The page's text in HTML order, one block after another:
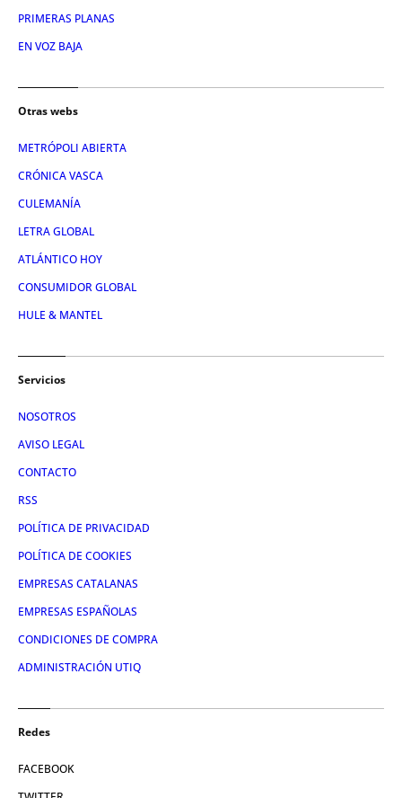
PRIMERAS PLANAS
EN VOZ BAJA
Otras webs
METRÓPOLI ABIERTA
CRÓNICA VASCA
CULEMANÍA
LETRA GLOBAL
ATLÁNTICO HOY
CONSUMIDOR GLOBAL
HULE & MANTEL
Servicios
NOSOTROS
AVISO LEGAL
CONTACTO
RSS
POLÍTICA DE PRIVACIDAD
POLÍTICA DE COOKIES
EMPRESAS CATALANAS
EMPRESAS ESPAÑOLAS
CONDICIONES DE COMPRA
ADMINISTRACIÓN UTIQ
Redes
FACEBOOK